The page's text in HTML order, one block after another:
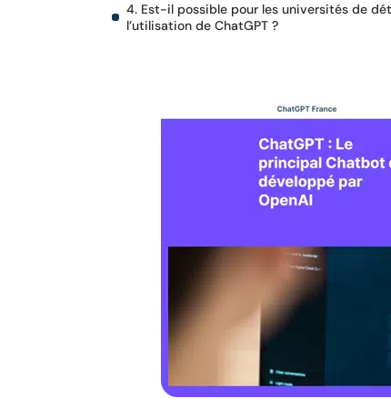
4. Est-il possible pour les universités de
l’utilisation de ChatGPT ?